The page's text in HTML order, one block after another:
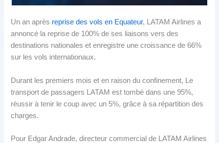
Un an après reprise des vols en Equateur, LATAM Airlines a
annoncé la reprise de 100% de ses liaisons vers des
destinations nationales et enregistre une croissance de 66%
sur les vols internationaux.
Durant les premiers mois et en raison du confinement, Le
transport de passagers LATAM est tombé dans une 95%,
réussir à tenir le coup avec un 5%, grâce à sa répartition des
charges.
Pour Edgar Andrade, directeur commercial de LATAM Airlines